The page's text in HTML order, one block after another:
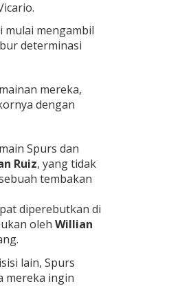
mulai mengambil
determinasi
mereka,
dengan
Spurs dan
Ruiz, yang tidak
tembakan
diperebutkan di
oleh Willian
lain, Spurs
mereka ingin